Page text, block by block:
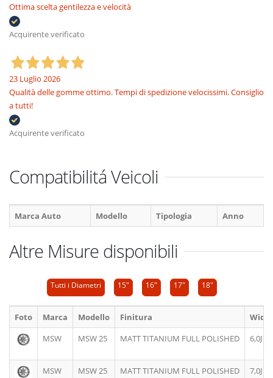
Ottima scelta gentilezza e velocità
Acquirente verificato
23 Luglio 2026
Qualità delle gomme ottimo. Tempi di spedizione velocissimi. Consiglio
a tutti!
Acquirente verificato
Compatibilitá Veicoli
Marca Auto Modello Tipologia Anno
Altre Misure disponibili
Tutti i Diametri 15" 16" 17" 18"
Foto Marca Modello Finitura
MSW
MSW 25 MATT TITANIUM FULL POLISHED 6,0J
MSW MSW 25 MATT TITANIUM FULL POLISHED 7,0J